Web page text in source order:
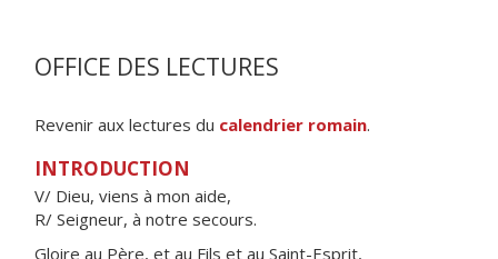
OFFICE DES LECTURES
Revenir aux lectures du calendrier romain.
INTRODUCTION
V/ Dieu, viens à mon aide,
R/ Seigneur, à notre secours.
Gloire au Père, et au Fils et au Saint-Esprit,